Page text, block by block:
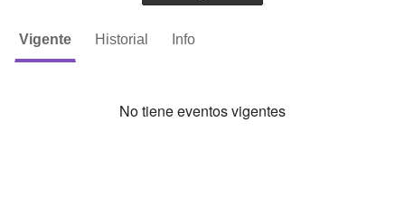
Vigente Historial Info
No tiene eventos vigentes